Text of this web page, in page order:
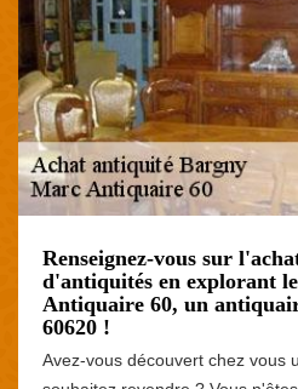
Renseignez-vous sur
d'antiquités en explorant
Antiquaire 60, un
60620 !
Avez-vous découvert chez vous